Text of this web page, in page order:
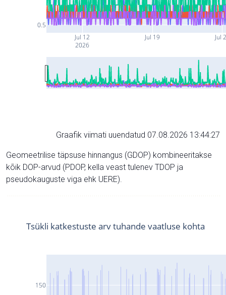
Jul 12
2026
Jul 19 Jul
0.5
Graafik viimati uuendatud 07.08.2026 13:44:27
Geomeetrilise täpsuse hinnangus (GDOP) kombineeritakse
kõik DOP-arvud (PDOP, kella veast tulenev TDOP ja
pseudokauguste viga ehk UERE).
150
Tsükli katkestuste arv tuhande vaatluse kohta